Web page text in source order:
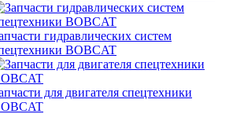
гидравлических систем
BOBCAT
для двигателя спецтехники